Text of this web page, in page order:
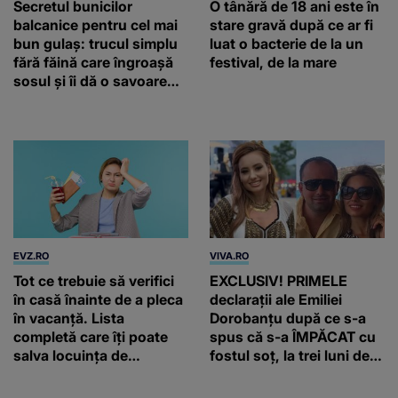
Secretul bunicilor
balcanice pentru cel mai
bun gulaș: trucul simplu
fără făină care îngroașă
sosul și îi dă o savoare
O tânără de 18 ani este în
stare gravă după ce ar fi
luat o bacterie de la un
festival, de la mare
EVZ.RO
Tot ce trebuie să verifici
în casă înainte de a pleca
în vacanță. Lista
completă care îți poate
salva locuința de
VIVA.RO
EXCLUSIV! PRIMELE
declarații ale Emiliei
Dorobanțu după ce s-a
spus că s-a ÎMPĂCAT cu
fostul soț, la trei luni de